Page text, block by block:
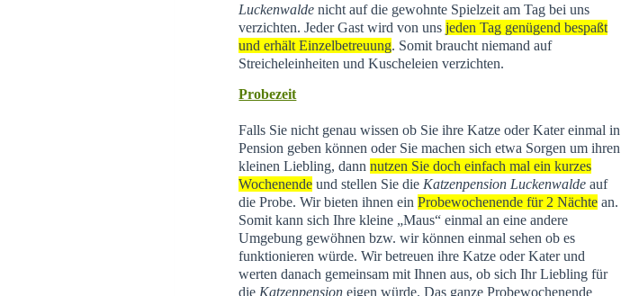
Luckenwalde nicht auf die gewohnte Spielzeit am Tag bei uns
verzichten. Jeder Gast wird von unsjeden Tag genügend bespaßt
und erhält Einzelbetreuung. Somit braucht niemand auf
Streicheleinheiten und Kuscheleien verzichten.
Probezeit
Falls Sie nicht genau wissen ob Sie ihre Katze oder Kater einmal in
Pension geben können oder Sie machen sich etwa Sorgen um ihren
kleinen Liebling, dannnutzen Sie doch einfach mal ein kurzes
Wochenende und stellen Sie die Katzenpension Luckenwalde auf
die Probe. Wir bieten ihnen einProbewochenende für 2 Nächte an.
Somit kann sich Ihre kleine „Maus“ einmal an eine andere
Umgebung gewöhnen bzw. wir können einmal sehen ob es
funktionieren würde. Wir betreuen ihre Katze oder Kater und
werten danach gemeinsam mit Ihnen aus, ob sich Ihr Liebling für
die Katzenpension eigen würde. Das ganze Probewochenende